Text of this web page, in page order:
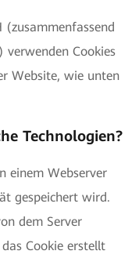
(zusammenfassend
Cookies
Website, wie unten
Technologien?
einem Webserver
gespeichert wird.
dem Server
Cookie erstellt